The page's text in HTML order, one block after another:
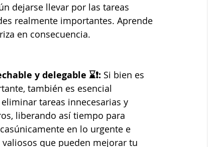
dejarse llevar por las tareas
realmente importantes. Aprende
en consecuencia.
y delegable ⌛❗: Si bien es
también es esencial
tareas innecesarias y
liberando así tiempo para
en lo urgente e
que pueden mejorar tu